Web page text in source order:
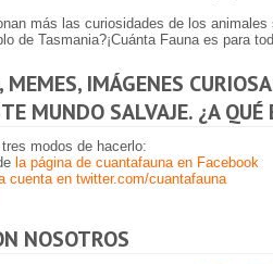
más las curiosidades de los
de Tasmania?¡Cuánta Fauna es para
MEMES, IMÁGENES
MUNDO SALVAJE. ¿A
modos de hacerlo:
la página de cuantafauna en Facebook
cuenta en twitter.com/cuantafauna
NOSOTROS